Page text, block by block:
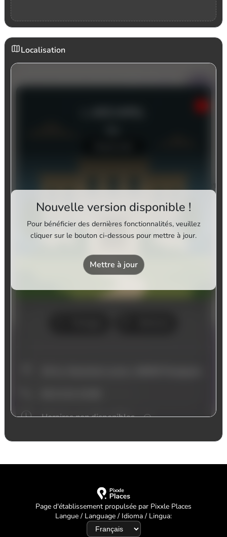
Localisation
Page d'établissement propulsée par Pixxle Places
Langue / Language / Idioma / Lingua: